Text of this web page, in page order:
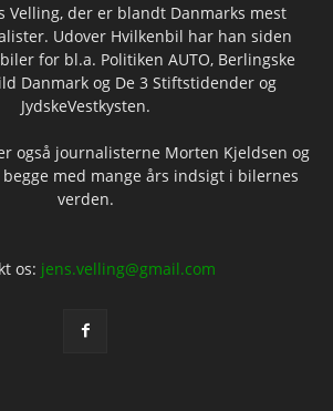
Velling, der er blandt Danmarks mest
Udover Hvilkenbil har han siden
for bl.a. Politiken AUTO, Berlingske
Danmark og De 3 Stiftstidender og
JydskeVestkysten.
også journalisterne Morten Kjeldsen og
med mange års indsigt i bilernes
verden.
os: jens.velling@gmail.com